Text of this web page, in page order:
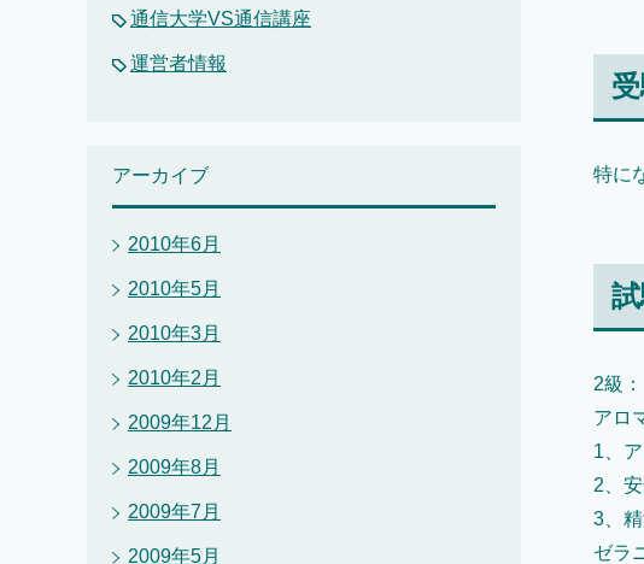
特に
2級：
アロ
1、
2、
3、
ゼラ
通信大学VS通信講座
運営者情報
アーカイブ
2010年6月
2010年5月
2010年3月
2010年2月
2009年12月
2009年8月
2009年7月
2009年5月